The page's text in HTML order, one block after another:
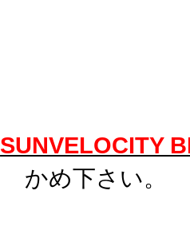
SUNVELOCITY
かめ下さい。